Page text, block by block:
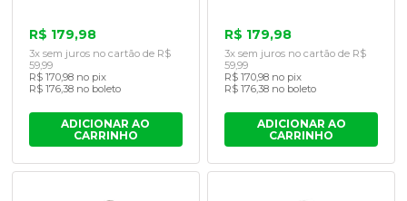
R$ 179,98
3x sem juros no cartão de R$
59,99
R$ 170,98 no pix
R$ 176,38 no boleto
ADICIONAR AO
CARRINHO
R$ 179,98
3x sem juros no cartão de R$
59,99
R$ 170,98 no pix
R$ 176,38 no boleto
ADICIONAR AO
CARRINHO